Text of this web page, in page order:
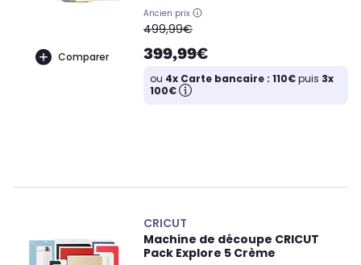
Comparer
Ancien prix
oldPrice
499,99€
399,99€
ou 4x Carte bancaire : 110€puis 3x
100€
CRICUT
Machine de découpe CRICUT
Pack Explore 5 Crème